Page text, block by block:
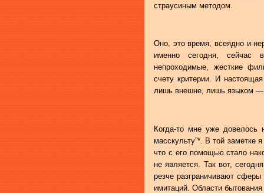
страусиным методом.
Оно, это время, всеядно и
именно сегодня, сейчас
непроходимые, жесткие
счету критерии. И
лишь внешне, лишь языком —
Когда-то мне уже довелось
масскульту”*. В той заметке
что с его помощью стало
не является. Так вот,
резче разграничивают
имитаций. Области